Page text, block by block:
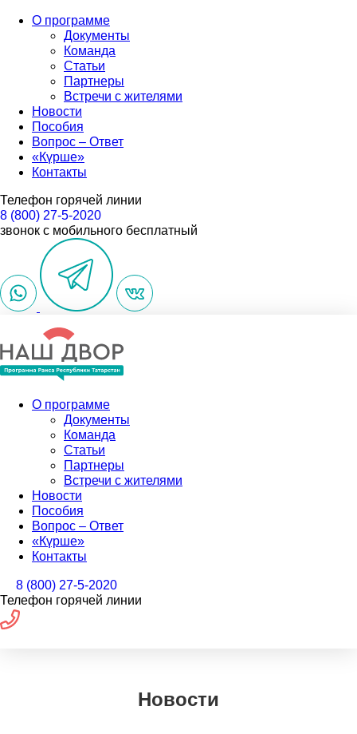
О программе
Документы
Команда
Статьи
Партнеры
Встречи с жителями
Новости
Пособия
Вопрос – Ответ
«Күрше»
Контакты
Телефон горячей линии
8 (800) 27-5-2020
звонок с мобильного бесплатный
О программе
Документы
Команда
Статьи
Партнеры
Встречи с жителями
Новости
Пособия
Вопрос – Ответ
«Күрше»
Контакты
8 (800) 27-5-2020
Телефон горячей линии
Новости